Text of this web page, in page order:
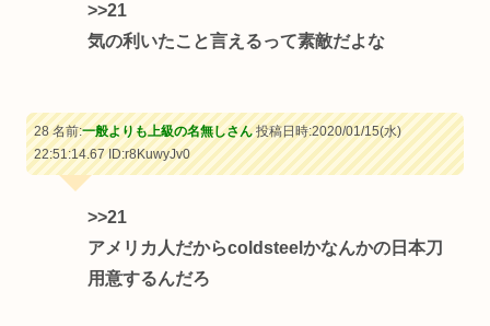
>>21
気の利いたこと言えるって素敵だよな
28 名前:一般よりも上級の名無しさん投稿日時:2020/01/15(水)
22:51:14.67ID:r8KuwyJv0
>>21
アメリカ人だからcoldsteelかなんかの日本刀
用意するんだろ